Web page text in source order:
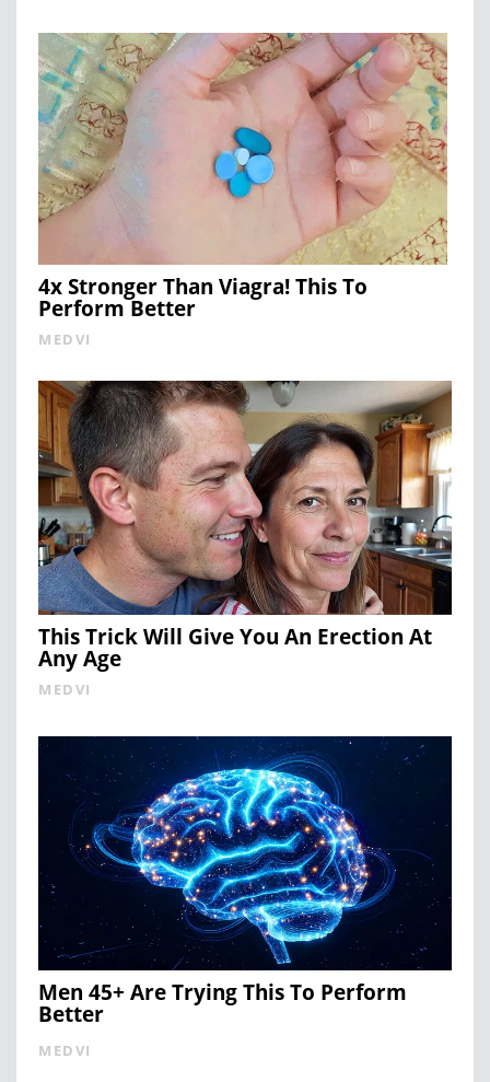
4x Stronger Than Viagra! This To
Perform Better
MEDVI
This Trick Will Give You An Erection At
Any Age
MEDVI
Men 45+ Are Trying This To Perform
Better
MEDVI